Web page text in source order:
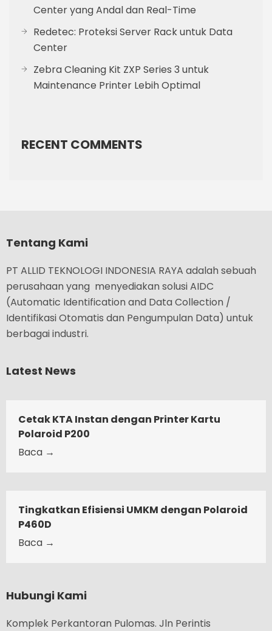
Center yang Andal dan Real-Time
Redetec: Proteksi Server Rack untuk Data
Center
Zebra Cleaning Kit ZXP Series 3 untuk
Maintenance Printer Lebih Optimal
RECENT COMMENTS
Tentang Kami
PT ALLID TEKNOLOGI INDONESIA RAYA adalah sebuah
perusahaan yang menyediakan solusi AIDC
(Automatic Identification and Data Collection /
Identifikasi Otomatis dan Pengumpulan Data) untuk
berbagai industri.
Latest News
Cetak KTA Instan dengan Printer Kartu
Polaroid P200
Baca →
Tingkatkan Efisiensi UMKM dengan Polaroid
P460D
Baca →
Hubungi Kami
Komplek Perkantoran Pulomas. Jln Perintis